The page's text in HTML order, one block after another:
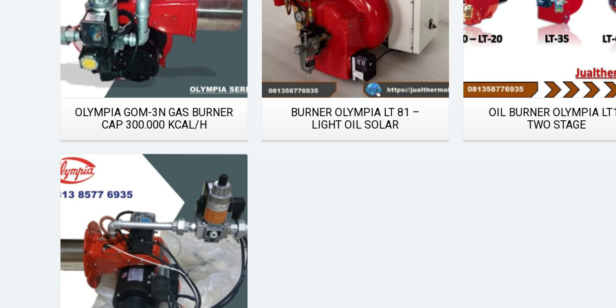
OLYMPIA GOM-3N GAS BURNER
CAP 300.000 KCAL/H
BURNER OLYMPIA LT 81 –
LIGHT OIL SOLAR
OIL BURNER OLYMPIA
TWO STAGE